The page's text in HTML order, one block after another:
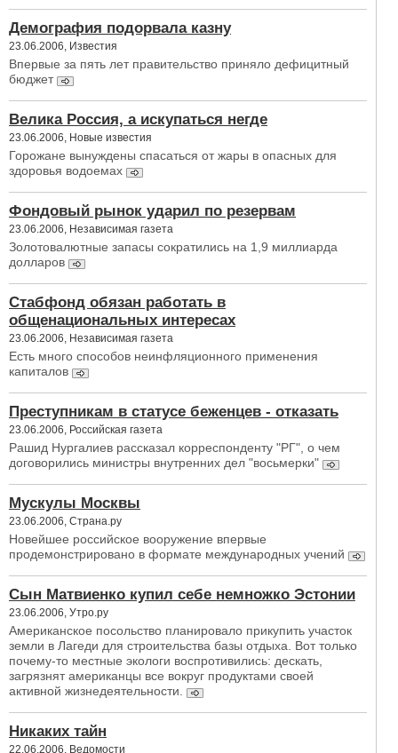
Демография подорвала казну
23.06.2006, Известия
Впервые за пять лет правительство приняло дефицитный
бюджет
Велика Россия, а искупаться негде
23.06.2006, Новые известия
Горожане вынуждены спасаться от жары в опасных для
здоровья водоемах
Фондовый рынок ударил по резервам
23.06.2006, Независимая газета
Золотовалютные запасы сократились на 1,9 миллиарда
долларов
Стабфонд обязан работать в
общенациональных интересах
23.06.2006, Независимая газета
Есть много способов неинфляционного применения
капиталов
Преступникам в статусе беженцев - отказать
23.06.2006, Российская газета
Рашид Нургалиев рассказал корреспонденту "РГ", о чем
договорились министры внутренних дел "восьмерки"
Мускулы Москвы
23.06.2006, Страна.ру
Новейшее российское вооружение впервые
продемонстрировано в формате международных учений
Сын Матвиенко купил себе немножко Эстонии
23.06.2006, Утро.ру
Американское посольство планировало прикупить участок
земли в Лагеди для строительства базы отдыха. Вот только
почему-то местные экологи воспротивились: дескать,
загрязнят американцы все вокруг продуктами своей
активной жизнедеятельности.
Никаких тайн
22.06.2006, Ведомости